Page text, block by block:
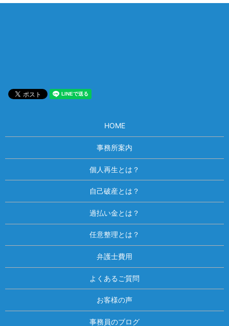
HOME
事務所案内
個人再生とは？
自己破産とは？
過払い金とは？
任意整理とは？
弁護士費用
よくあるご質問
お客様の声
事務員のブログ